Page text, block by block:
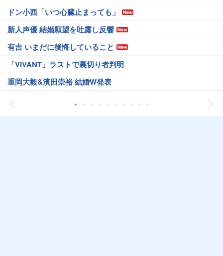
ドン小西「いつ心臓止まっても」
新人声優 結婚願望を吐露し反響
有吉 いまだに後悔していること
「VIVANT」ラストで裏切り者判明
重岡大毅&濱田崇裕 結婚W発表